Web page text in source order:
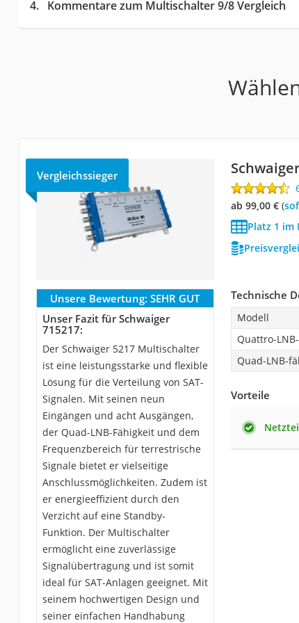
Kommentare zum Multischalter 9/8 Vergleich
Vergleichssieger
ab 99,00 €(
Platz 1 im
Unsere Bewertung: SEHR GUT
Unser Fazit für Schwaiger
715217:
Der Schwaiger 5217 Multischalter
ist eine leistungsstarke und flexible
Lösung für die Verteilung von SAT-
Signalen. Mit seinen neun
Eingängen und acht Ausgängen,
der Quad-LNB-Fähigkeit und dem
Frequenzbereich für terrestrische
Signale bietet er vielseitige
Anschlussmöglichkeiten. Zudem ist
er energieeffizient durch den
Verzicht auf eine Standby-
Funktion. Der Multischalter
ermöglicht eine zuverlässige
Signalübertragung und ist somit
ideal für SAT-Anlagen geeignet. Mit
seinem hochwertigen Design und
seiner einfachen Handhabung
Technische
Modell
Quattro-
Quad-LNB-
Vorteile